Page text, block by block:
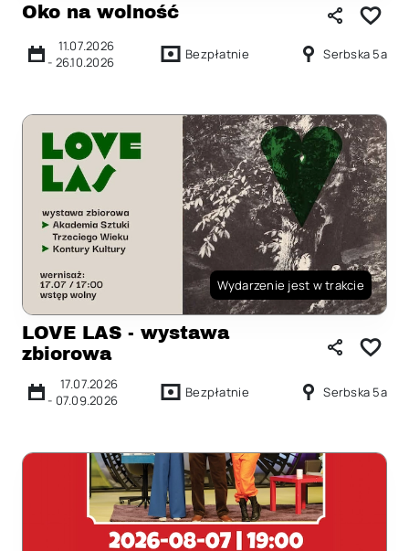
Oko na wolność
11.07.2026
- 26.10.2026 Bezpłatnie Serbska 5a
Wydarzenie jest w trakcie
LOVE LAS - wystawa
zbiorowa
17.07.2026
- 07.09.2026 Bezpłatnie Serbska 5a